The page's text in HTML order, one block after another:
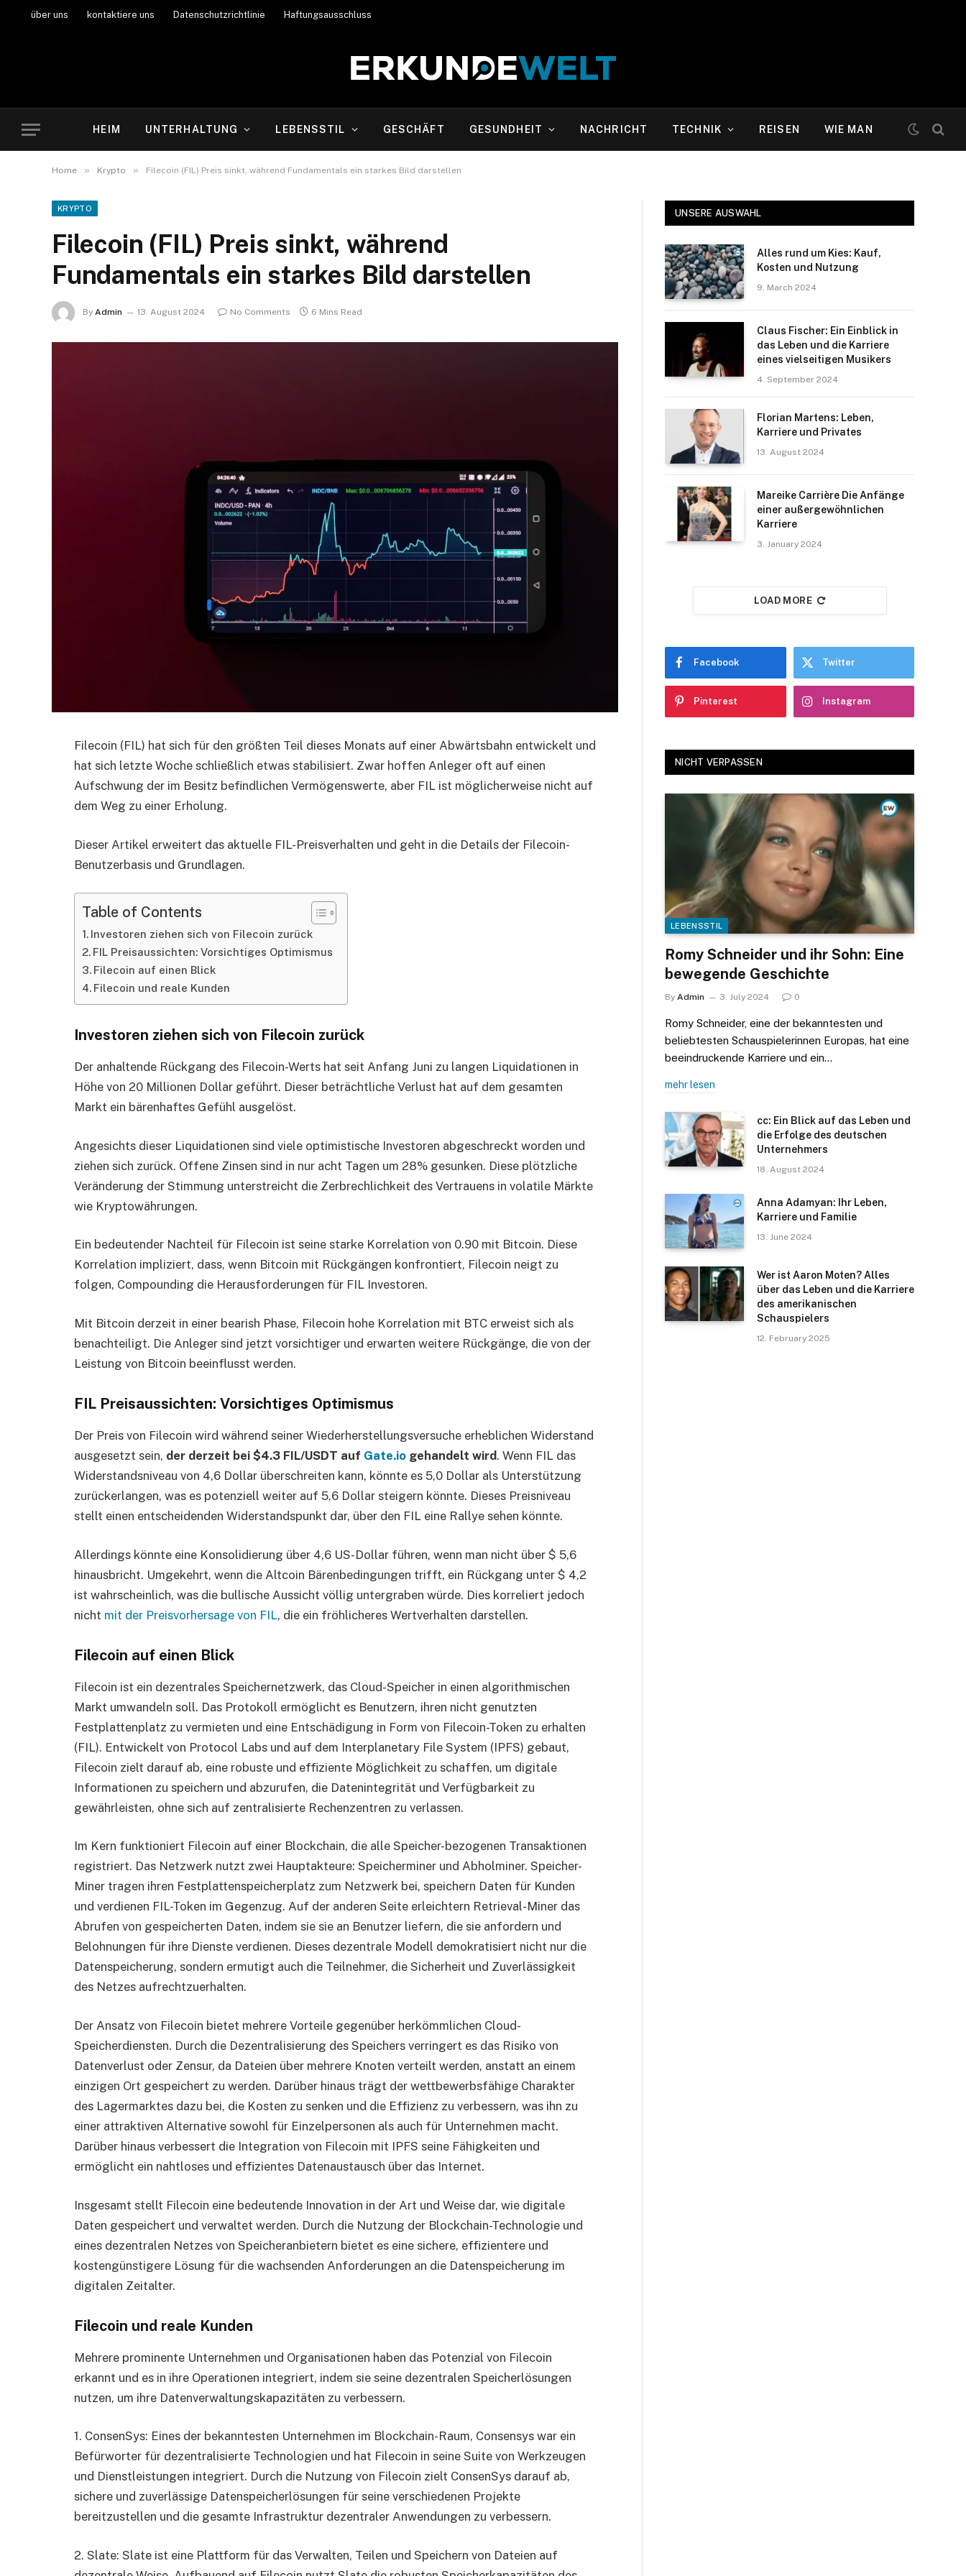
über uns kontaktiere uns Datenschutzrichtlinie Haftungsausschluss
HEIM UNTERHALTUNG LEBENSSTIL GESCHÄFT GESUNDHEIT NACHRICHT TECHNIK REISEN WIE MAN
Home » Krypto » Filecoin (FIL) Preis sinkt, während Fundamentals ein starkes Bild darstellen
KRYPTO
Filecoin (FIL) Preis sinkt, während
Fundamentals ein starkes Bild darstellen
By Admin 13. August 2024 No Comments 6 Mins Read
Filecoin (FIL) hat sich für den größten Teil dieses Monats auf einer Abwärtsbahn entwickelt und
hat sich letzte Woche schließlich etwas stabilisiert. Zwar hoffen Anleger oft auf einen
Aufschwung der im Besitz befindlichen Vermögenswerte, aber FIL ist möglicherweise nicht auf
dem Weg zu einer Erholung.
Dieser Artikel erweitert das aktuelle FIL-Preisverhalten und geht in die Details der Filecoin-
Benutzerbasis und Grundlagen.
Table of Contents
Investoren ziehen sich von Filecoin zurück
FIL Preisaussichten: Vorsichtiges Optimismus
Filecoin auf einen Blick
Filecoin und reale Kunden
Investoren ziehen sich von Filecoin zurück
Der anhaltende Rückgang des Filecoin-Werts hat seit Anfang Juni zu langen Liquidationen in
Höhe von 20 Millionen Dollar geführt. Dieser beträchtliche Verlust hat auf dem gesamten
Markt ein bärenhaftes Gefühl ausgelöst.
Angesichts dieser Liquidationen sind viele optimistische Investoren abgeschreckt worden und
ziehen sich zurück. Offene Zinsen sind in nur acht Tagen um 28% gesunken. Diese plötzliche
Veränderung der Stimmung unterstreicht die Zerbrechlichkeit des Vertrauens in volatile Märkte
wie Kryptowährungen.
Ein bedeutender Nachteil für Filecoin ist seine starke Korrelation von 0.90 mit Bitcoin. Diese
Korrelation impliziert, dass, wenn Bitcoin mit Rückgängen konfrontiert, Filecoin neigt zu
folgen, Compounding die Herausforderungen für FIL Investoren.
Mit Bitcoin derzeit in einer bearish Phase, Filecoin hohe Korrelation mit BTC erweist sich als
benachteiligt. Die Anleger sind jetzt vorsichtiger und erwarten weitere Rückgänge, die von der
Leistung von Bitcoin beeinflusst werden.
FIL Preisaussichten: Vorsichtiges Optimismus
Der Preis von Filecoin wird während seiner Wiederherstellungsversuche erheblichen Widerstand
ausgesetzt sein, der derzeit bei $4.3 FIL/USDT auf Gate.io gehandelt wird. Wenn FIL das
Widerstandsniveau von 4,6 Dollar überschreiten kann, könnte es 5,0 Dollar als Unterstützung
zurückerlangen, was es potenziell weiter auf 5,6 Dollar steigern könnte. Dieses Preisniveau
stellt einen entscheidenden Widerstandspunkt dar, über den FIL eine Rallye sehen könnte.
Allerdings könnte eine Konsolidierung über 4,6 US-Dollar führen, wenn man nicht über $ 5,6
hinausbricht. Umgekehrt, wenn die Altcoin Bärenbedingungen trifft, ein Rückgang unter $ 4,2
ist wahrscheinlich, was die bullische Aussicht völlig untergraben würde. Dies korreliert jedoch
nicht mit der Preisvorhersage von FIL, die ein fröhlicheres Wertverhalten darstellen.
Filecoin auf einen Blick
Filecoin ist ein dezentrales Speichernetzwerk, das Cloud-Speicher in einen algorithmischen
Markt umwandeln soll. Das Protokoll ermöglicht es Benutzern, ihren nicht genutzten
Festplattenplatz zu vermieten und eine Entschädigung in Form von Filecoin-Token zu erhalten
(FIL). Entwickelt von Protocol Labs und auf dem Interplanetary File System (IPFS) gebaut,
Filecoin zielt darauf ab, eine robuste und effiziente Möglichkeit zu schaffen, um digitale
Informationen zu speichern und abzurufen, die Datenintegrität und Verfügbarkeit zu
gewährleisten, ohne sich auf zentralisierte Rechenzentren zu verlassen.
Im Kern funktioniert Filecoin auf einer Blockchain, die alle Speicher-bezogenen Transaktionen
registriert. Das Netzwerk nutzt zwei Hauptakteure: Speicherminer und Abholminer. Speicher-
Miner tragen ihren Festplattenspeicherplatz zum Netzwerk bei, speichern Daten für Kunden
und verdienen FIL-Token im Gegenzug. Auf der anderen Seite erleichtern Retrieval-Miner das
Abrufen von gespeicherten Daten, indem sie sie an Benutzer liefern, die sie anfordern und
Belohnungen für ihre Dienste verdienen. Dieses dezentrale Modell demokratisiert nicht nur die
Datenspeicherung, sondern ermutigt auch die Teilnehmer, die Sicherheit und Zuverlässigkeit
des Netzes aufrechtzuerhalten.
Der Ansatz von Filecoin bietet mehrere Vorteile gegenüber herkömmlichen Cloud-
Speicherdiensten. Durch die Dezentralisierung des Speichers verringert es das Risiko von
Datenverlust oder Zensur, da Dateien über mehrere Knoten verteilt werden, anstatt an einem
einzigen Ort gespeichert zu werden. Darüber hinaus trägt der wettbewerbsfähige Charakter
des Lagermarktes dazu bei, die Kosten zu senken und die Effizienz zu verbessern, was ihn zu
einer attraktiven Alternative sowohl für Einzelpersonen als auch für Unternehmen macht.
Darüber hinaus verbessert die Integration von Filecoin mit IPFS seine Fähigkeiten und
ermöglicht ein nahtloses und effizientes Datenaustausch über das Internet.
Insgesamt stellt Filecoin eine bedeutende Innovation in der Art und Weise dar, wie digitale
Daten gespeichert und verwaltet werden. Durch die Nutzung der Blockchain-Technologie und
eines dezentralen Netzes von Speicheranbietern bietet es eine sichere, effizientere und
kostengünstigere Lösung für die wachsenden Anforderungen an die Datenspeicherung im
digitalen Zeitalter.
Filecoin und reale Kunden
Mehrere prominente Unternehmen und Organisationen haben das Potenzial von Filecoin
erkannt und es in ihre Operationen integriert, indem sie seine dezentralen Speicherlösungen
nutzen, um ihre Datenverwaltungskapazitäten zu verbessern.
1. ConsenSys: Eines der bekanntesten Unternehmen im Blockchain-Raum, Consensys war ein
Befürworter für dezentralisierte Technologien und hat Filecoin in seine Suite von Werkzeugen
und Dienstleistungen integriert. Durch die Nutzung von Filecoin zielt ConsenSys darauf ab,
sichere und zuverlässige Datenspeicherlösungen für seine verschiedenen Projekte
bereitzustellen und die gesamte Infrastruktur dezentraler Anwendungen zu verbessern.
2. Slate: Slate ist eine Plattform für das Verwalten, Teilen und Speichern von Dateien auf
UNSERE AUSWAHL
Alles rund um Kies: Kauf,
Kosten und Nutzung
9. March 2024
Claus Fischer: Ein Einblick in
das Leben und die Karriere
eines vielseitigen Musikers
4. September 2024
Florian Martens: Leben,
Karriere und Privates
13. August 2024
Mareike Carrière Die Anfänge
einer außergewöhnlichen
Karriere
3. January 2024
LOAD MORE
Facebook Twitter
Pinterest Instagram
NICHT VERPASSEN
LEBENSSTIL
Romy Schneider und ihr Sohn: Eine
bewegende Geschichte
By Admin 3. July 2024 0
Romy Schneider, eine der bekanntesten und
beliebtesten Schauspielerinnen Europas, hat eine
beeindruckende Karriere und ein…
mehr lesen
cc: Ein Blick auf das Leben und
die Erfolge des deutschen
Unternehmers
18. August 2024
Anna Adamyan: Ihr Leben,
Karriere und Familie
13. June 2024
Wer ist Aaron Moten? Alles
über das Leben und die Karriere
des amerikanischen
Schauspielers
12. February 2025